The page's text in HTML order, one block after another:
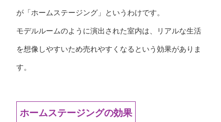
が「ホームステージング」というわけです。
モデルルームのように演出された室内は、リアルな生活
を想像しやすいため売れやすくなるという効果がありま
す。
ホームステージングの効果